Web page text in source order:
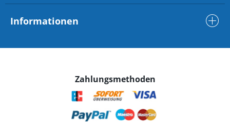
Informationen
Zahlungsmethoden